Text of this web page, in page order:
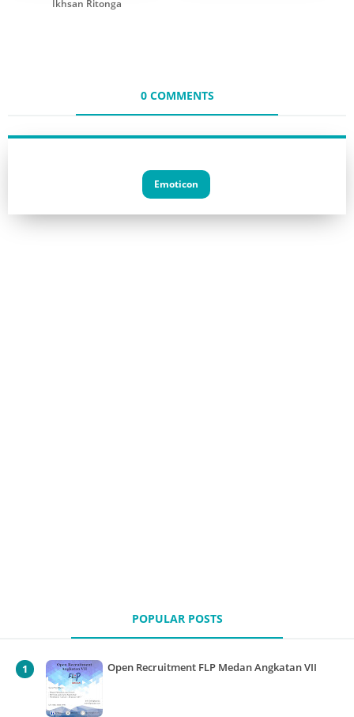
Ikhsan Ritonga
0 COMMENTS
Emoticon
POPULAR POSTS
Open Recruitment FLP Medan Angkatan VII